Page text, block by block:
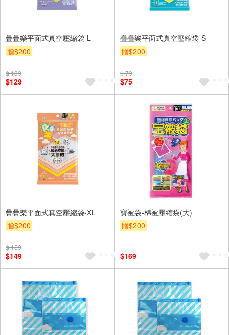
疊疊樂平面式真空壓縮袋-L
贈$200
$ 139
$129
疊疊樂平面式真空壓縮袋-S
贈$200
$ 79
$75
疊疊樂平面式真空壓縮袋-XL
贈$200
$ 159
$149
寶被袋-棉被壓縮袋(大)
贈$200
$169